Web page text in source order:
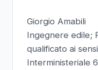
Giorgio Amabili
Ingegnere edile;
qualificato ai
Interministeriale